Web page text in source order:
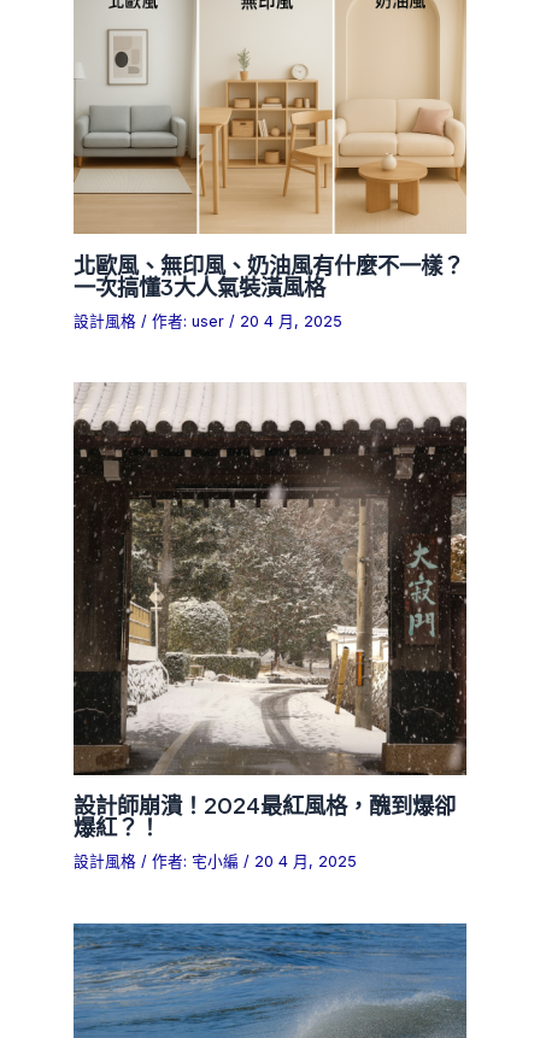
北歐風、無印風、奶油風有什麼不一樣？
一次搞懂3大人氣裝潢風格
設計風格 / 作者:user / 20 4 月, 2025
設計師崩潰！2024最紅風格，醜到爆卻
爆紅？！
設計風格 / 作者: 宅小編/ 20 4 月, 2025